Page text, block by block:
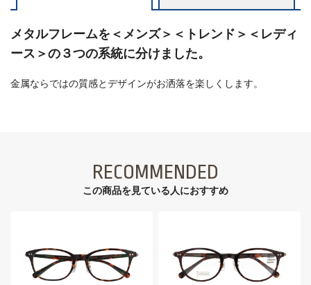
メタルフレームを＜メンズ＞＜トレンド＞＜レディ
ース＞の３つの系統に分けました。
金属ならではの質感とデザインがお洒落を楽しくします。
RECOMMENDED
この商品を見ている⼈におすすめ